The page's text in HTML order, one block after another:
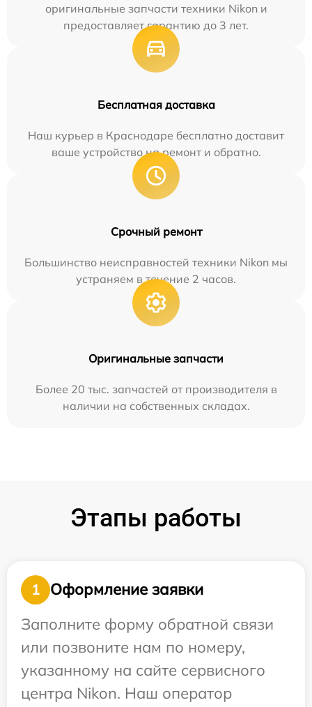
оригинальные запчасти техники Nikon и
предоставляет гарантию до 3 лет.
Бесплатная доставка
Наш курьер в Краснодаре бесплатно доставит
ваше устройство на ремонт и обратно.
Срочный ремонт
Большинство неисправностей техники Nikon мы
устраняем в течение 2 часов.
Оригинальные запчасти
Более 20 тыс. запчастей от производителя в
наличии на собственных складах.
Этапы работы
1
Оформление заявки
Заполните форму обратной связи
или позвоните нам по номеру,
указанному на сайте сервисного
центра Nikon. Наш оператор